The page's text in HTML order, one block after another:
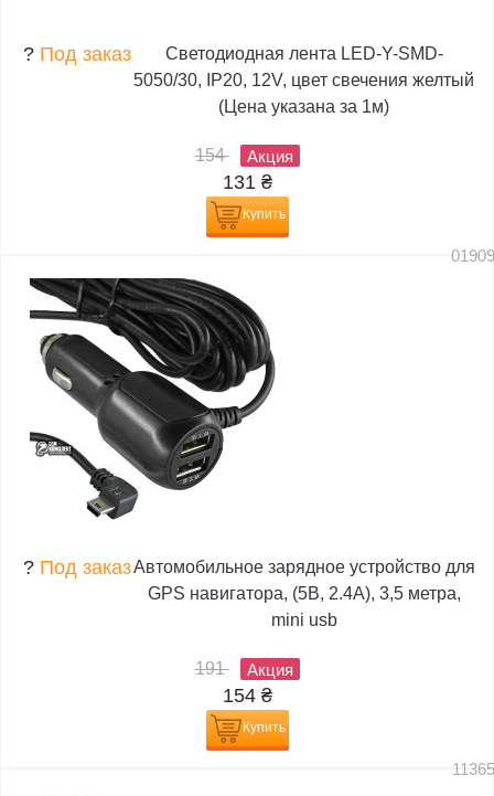
? Под заказ
Светодиодная лента LED-Y-SMD-
5050/30, IP20, 12V, цвет свечения желтый
(Цена указана за 1м)
154 Акция
131 ₴
Купить
? Под заказАвтомобильное зарядное устройство для
GPS навигатора, (5В, 2.4А), 3,5 метра,
mini usb
191 Акция
154 ₴
Купить